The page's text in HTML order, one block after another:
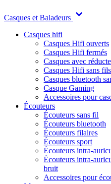
Casques et Baladeurs
Casques hifi
Casques Hifi ouverts
Casques Hifi fermés
Casques avec
Casques Hifi sans fils
Casques bluetooth
Casque Gaming
Accessoires pour
Écouteurs
Écouteurs sans fil
Écouteurs bluetooth
Écouteurs filaires
Écouteurs sport
Écouteurs intra-
Écouteurs intra-
bruit
Accessoires pour